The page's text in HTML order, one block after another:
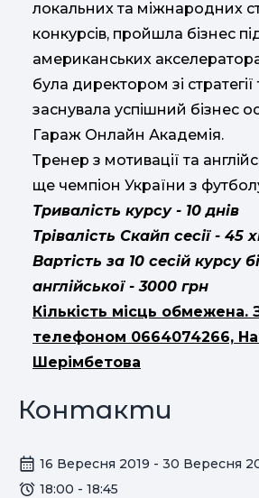
локальних та міжнародних
конкурсів, пройшла бізнес
американських
була директором зі стратегії
заснувала успішний бізнес
Гараж Онлайн Академія.
Тренер з мотивації та
ще чемпіон України з
Тривалість курсу - 10 днів
Трівалість Скайп сесії - 45
Вартість за 10 сесій курсу
англійської - 3000 грн
Кількість місць обмежена.
телефоном 0664074266,
Шерімбетова
Контакти
16 Вересня 2019 - 30 Вересня
18:00 - 18:45